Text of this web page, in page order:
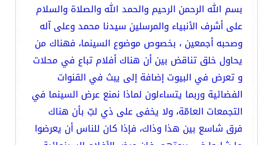
بسم الله الرحمن الرحيم والحمد الله والصلاة والسلام
على أشرف الأنبياء والمرسلين سيدنا محمد وعلى آله
وصحبه أجمعين ، بخصوص موضوع السينما، فهناك من
يحاول خلق تناقض بين أن هناك أفلام تباع في محلات
و تعرض في البيوت إضافة إلى يبث في القنوات
الفضائية وربما يتساءلون لماذا نمنع عرض السينما في
التجمعات العامّة، ولا يخفى على ذي لبّ بأن هناك
فرق شاسع بين هذا وذاك، فإذا كان للناس أن يعرضوا